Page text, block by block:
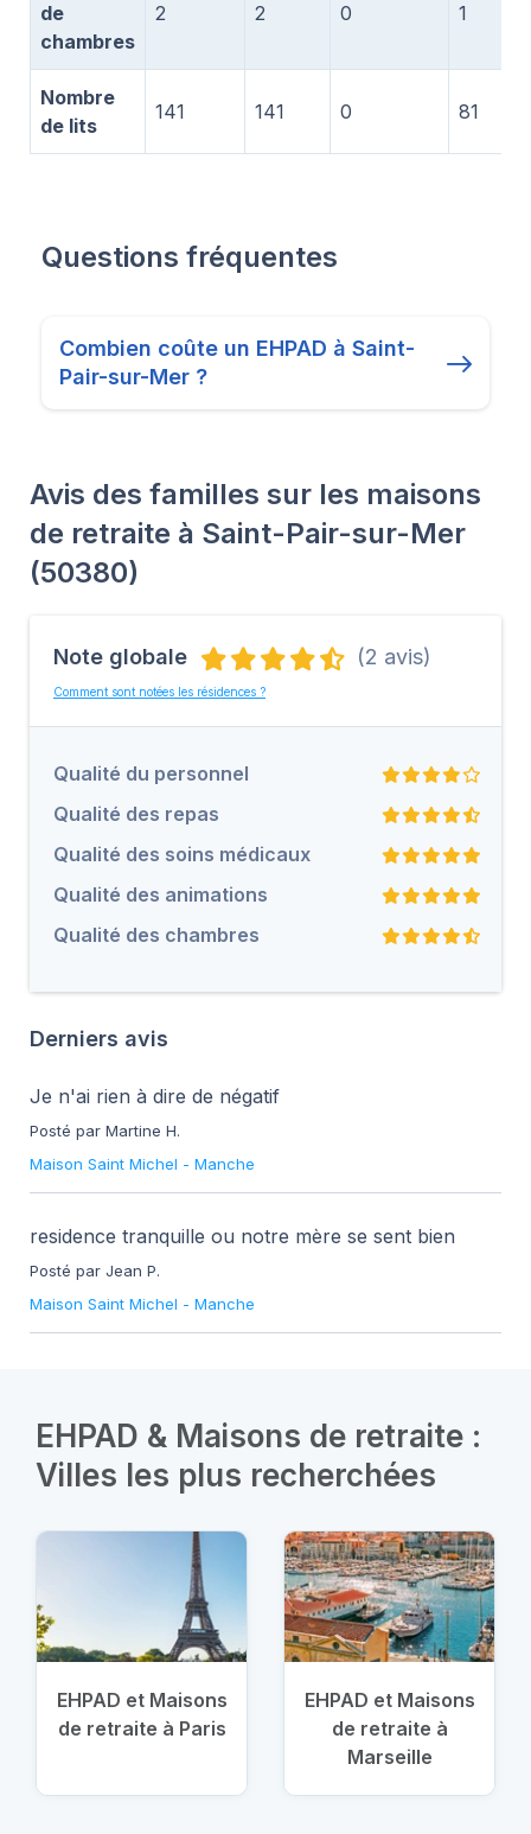
de
chambres
2 2 0 1
Nombre
de lits
141 141 0 81
Questions fréquentes
Combien coûte un EHPAD à Saint-
Pair-sur-Mer ?
Avis des familles sur les maisons
de retraite à Saint-Pair-sur-Mer
(50380)
Note globale (2 avis)
Comment sont notées les résidences ?
Qualité du personnel
Qualité des repas
Qualité des soins médicaux
Qualité des animations
Qualité des chambres
Derniers avis
Je n'ai rien à dire de négatif
Posté par Martine H.
Maison Saint Michel - Manche
residence tranquille ou notre mère se sent bien
Posté par Jean P.
Maison Saint Michel - Manche
EHPAD & Maisons de retraite :
Villes les plus recherchées
EHPAD et Maisons
de retraite à Paris
EHPAD et Maisons
de retraite à
Marseille